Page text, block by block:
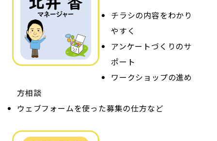
チラシの内容をわかり
やすく
アンケートづくりのサ
ポート
ワークショップの進め
方相談
ウェブフォームを使った募集の仕方など